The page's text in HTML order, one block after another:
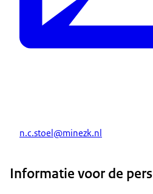
n.c.stoel@minezk.nl
Informatie voor de pers